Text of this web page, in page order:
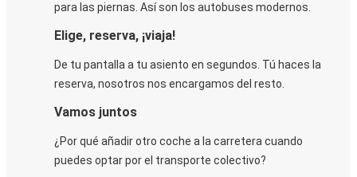
para las piernas. Así son los autobuses modernos.
Elige, reserva, ¡viaja!
De tu pantalla a tu asiento en segundos. Tú haces la
reserva, nosotros nos encargamos del resto.
Vamos juntos
¿Por qué añadir otro coche a la carretera cuando
puedes optar por el transporte colectivo?